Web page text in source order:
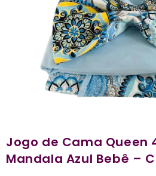
Jogo de Cama Queen
Mandala Azul Bebê –